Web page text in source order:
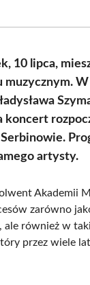
10 lipca,
muzycznym.
koncert
artysty.
Akademii
zarówno
również w
przez wiele